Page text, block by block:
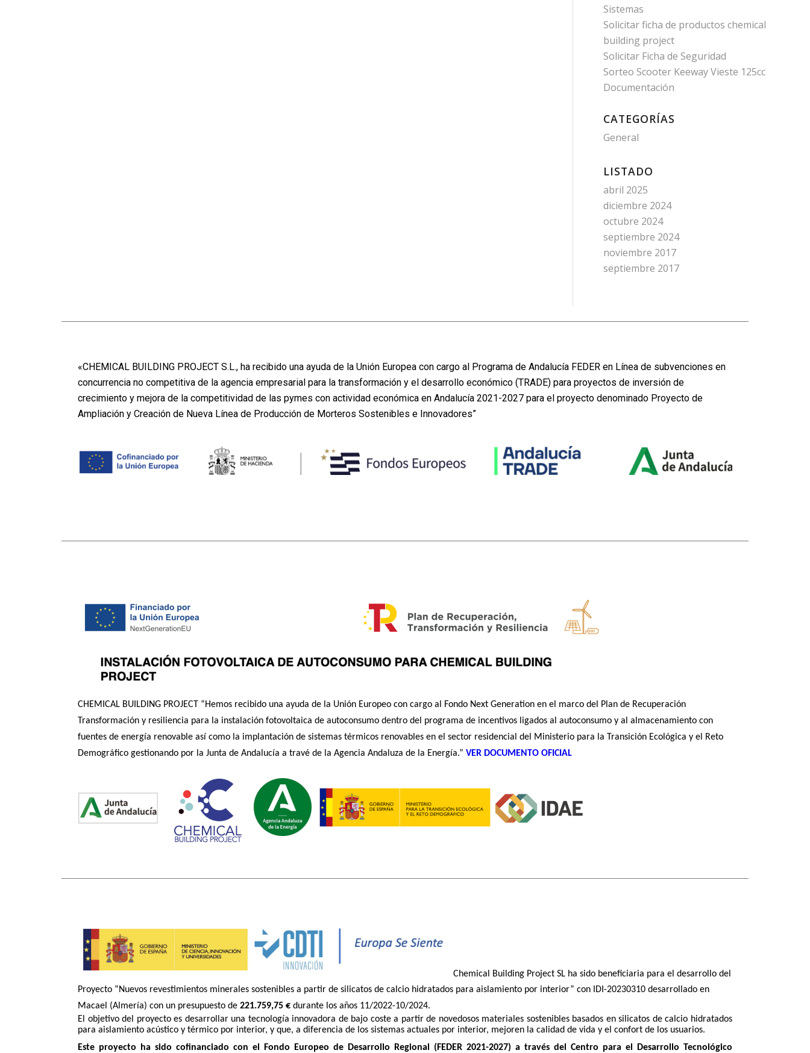
Sistemas
Solicitar ficha de productos chemical
building project
Solicitar Ficha de Seguridad
Sorteo Scooter Keeway Vieste 125cc
Documentación
CATEGORÍAS
General
LISTADO
abril 2025
diciembre 2024
octubre 2024
septiembre 2024
noviembre 2017
septiembre 2017
«CHEMICAL BUILDING PROJECT S.L., ha recibido una ayuda de la Unión Europea con cargo al Programa de Andalucía FEDER en Línea de subvenciones en
concurrencia no competitiva de la agencia empresarial para la transformación y el desarrollo económico (TRADE) para proyectos de inversión de
crecimiento y mejora de la competitividad de las pymes con actividad económica en Andalucía 2021-2027 para el proyecto denominado Proyecto de
Ampliación y Creación de Nueva Línea de Producción de Morteros Sostenibles e Innovadores”
CHEMICAL BUILDING PROJECT “Hemos recibido una ayuda de la Unión Europeo con cargo al Fondo Next Generation en el marco del Plan de Recuperación
Transformación y resiliencia para la instalación fotovoltaica de autoconsumo dentro del programa de incentivos ligados al autoconsumo y al almacenamiento con
fuentes de energía renovable así como la implantación de sistemas térmicos renovables en el sector residencial del Ministerio para la Transición Ecológica y el Reto
Demográfico gestionando por la Junta de Andalucía a travé de la Agencia Andaluza de la Energía.” VER DOCUMENTO OFICIAL
Chemical Building Project SL ha sido beneficiaria para el desarrollo del
Proyecto “Nuevos revestimientos minerales sostenibles a partir de silicatos de calcio hidratados para aislamiento por interior” con IDI-20230310 desarrollado en
Macael (Almería) con un presupuesto de 221.759,75 € durante los años 11/2022-10/2024.
El objetivo del proyecto es desarrollar una tecnología innovadora de bajo coste a partir de novedosos materiales sostenibles basados en silicatos de calcio hidratados
para aislamiento acústico y térmico por interior, y que, a diferencia de los sistemas actuales por interior, mejoren la calidad de vida y el confort de los usuarios.
Este proyecto ha sido cofinanciado con el Fondo Europeo de Desarrollo Regional (FEDER 2021-2027) a través del Centro para el Desarrollo Tecnológico